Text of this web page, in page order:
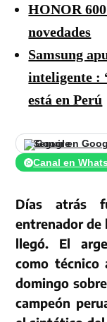
HONOR
novedades
Samsung
inteligente :
está en Perú
Seguir en
Canal en
Días atrás
entrenador de
llegó. El
como
domingo
campeón